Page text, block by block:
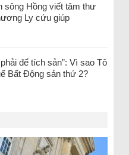
sông Hồng viết tâm thư
Ly cứu giúp
để tích sản”: Vì sao Tô
Bất Động sản thứ 2?